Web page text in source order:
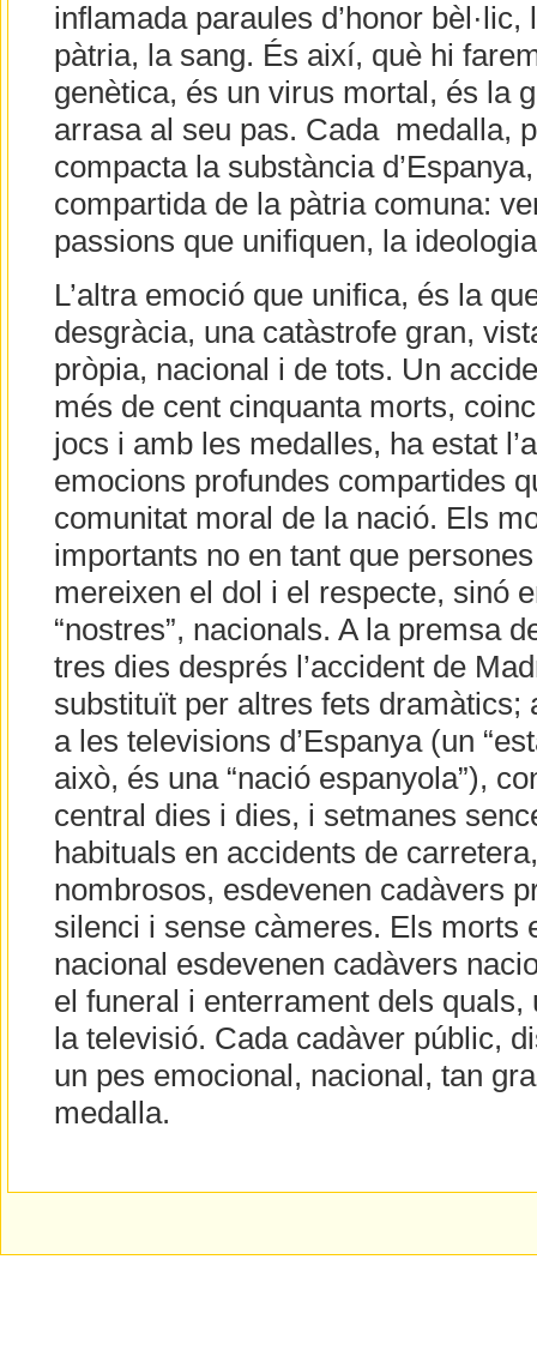
inflamada paraules d’honor bèl·lic,
pàtria, la sang. És així, què hi
genètica, és un virus mortal, és la
arrasa al seu pas. Cada medalla,
compacta la substància
compartida de la pàtria comuna:
passions que unifiquen, la
L’altra emoció que unifica, és la
desgràcia, una catàstrofe gran,
pròpia, nacional i de tots. Un
més de cent cinquanta morts,
jocs i amb les medalles, ha estat
emocions profundes compartides
comunitat moral de la nació. Els
importants no en tant que
mereixen el dol i el respecte, sinó
“nostres”, nacionals. A la premsa
tres dies després l’accident de
substituït per altres fets dramàtics;
a les televisions d’Espanya (un
això, és una “nació espanyola”),
central dies i dies, i setmanes
habituals en accidents de
nombrosos, esdevenen cadàvers
silenci i sense càmeres. Els morts
nacional esdevenen cadàvers
el funeral i enterrament dels quals,
la televisió. Cada cadàver públic,
un pes emocional, nacional, tan
medalla.